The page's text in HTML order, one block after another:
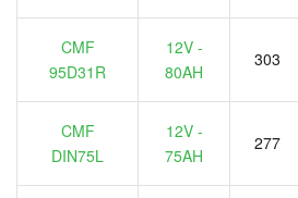
CMF
95D31R
12V -
80AH
303
CMF
DIN75L
12V -
75AH
277